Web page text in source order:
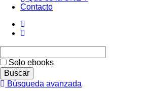
Contacto
Solo ebooks
Búsqueda avanzada